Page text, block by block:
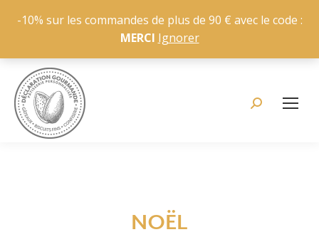
-10% sur les commandes de plus de 90 € avec le code :
MERCI Ignorer
Recherche
NOËL
Vous êtes ici :